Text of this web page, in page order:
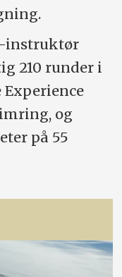
instruktør
210 runder i
Experience
og
på 55